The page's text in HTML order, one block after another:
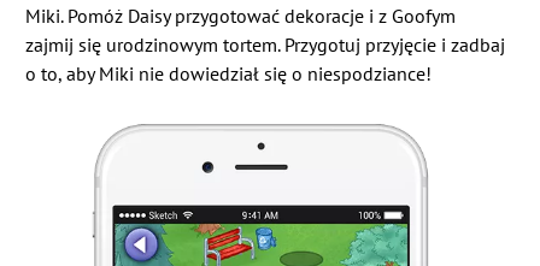
Miki. Pomóż Daisy przygotować dekoracje i z Goofym
zajmij się urodzinowym tortem. Przygotuj przyjęcie i zadbaj
o to, aby Miki nie dowiedział się o niespodziance!